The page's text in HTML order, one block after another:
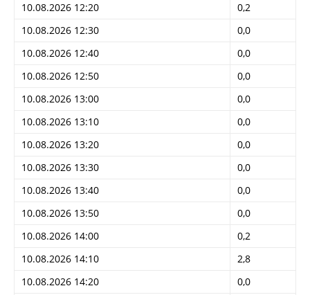
10.08.2026 12:20
0,2
10.08.2026 12:30
0,0
10.08.2026 12:40
0,0
10.08.2026 12:50
0,0
10.08.2026 13:00
0,0
10.08.2026 13:10
0,0
10.08.2026 13:20
0,0
10.08.2026 13:30
0,0
10.08.2026 13:40
0,0
10.08.2026 13:50
0,0
10.08.2026 14:00
0,2
10.08.2026 14:10
2,8
10.08.2026 14:20
0,0